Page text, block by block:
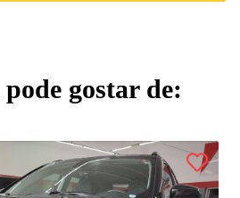
pode gostar de: